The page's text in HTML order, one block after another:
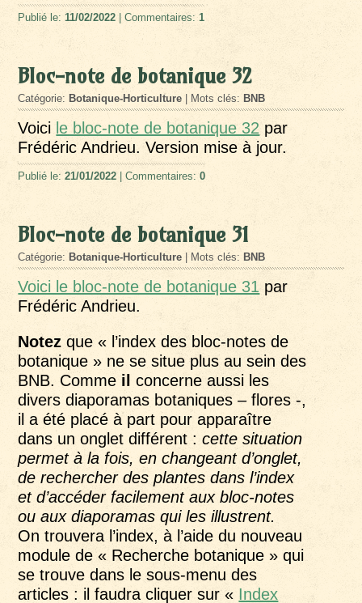
Publié le:11/02/2022 | Commentaires:1
Bloc-note de botanique 32
Catégorie: Botanique-Horticulture | Mots clés: BNB
Voici le bloc-note de botanique 32 par
Frédéric Andrieu. Version mise à jour.
Publié le:21/01/2022 | Commentaires:0
Bloc-note de botanique 31
Catégorie: Botanique-Horticulture | Mots clés: BNB
Voici le bloc-note de botanique 31 par
Frédéric Andrieu.
Notez que « l’index des bloc-notes de
botanique » ne se situe plus au sein des
BNB. Comme ilconcerne aussi les
divers diaporamas botaniques – flores -,
il a été placé à part pour apparaître
dans un onglet différent :cette situation
permet à la fois, en changeant d’onglet,
de rechercher des plantes dans l’index
et d’accéder facilement aux bloc-notes
ou aux diaporamas qui les illustrent.
On trouvera l’index, à l’aide du nouveau
module de « Recherche botanique » qui
se trouve dans le sous-menu des
articles : il faudra cliquer sur « Index